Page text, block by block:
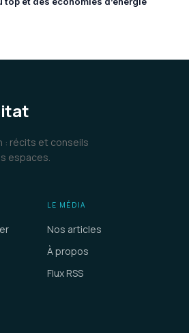
: récits et conseils
espaces.
LE MÉDIA
Nos articles
À propos
Flux RSS